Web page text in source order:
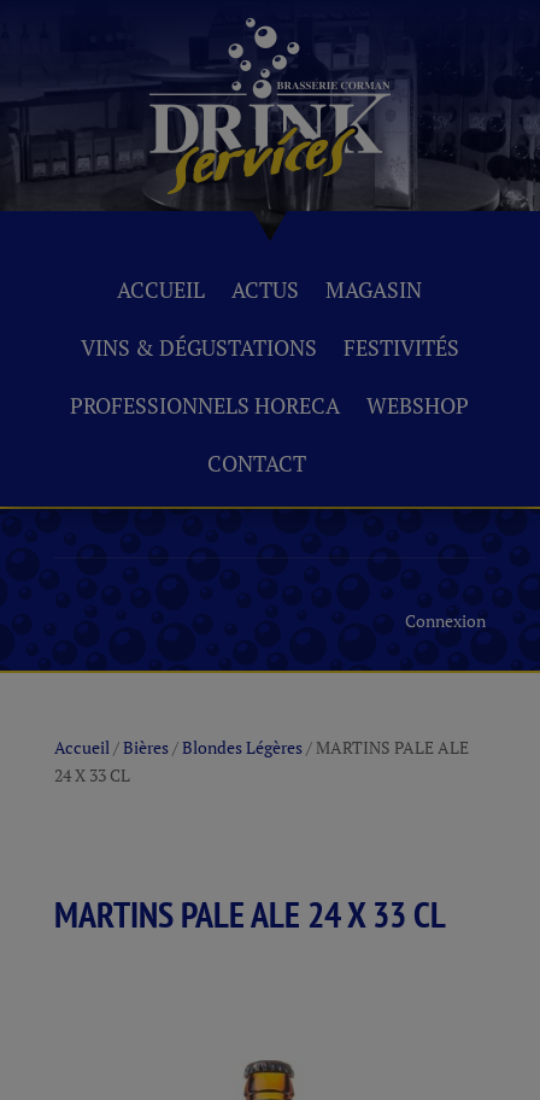
ACCUEIL ACTUS
MAGASIN
VINS & DÉGUSTATIONS
FESTIVITÉS
PROFESSIONNELS HORECA
WEBSHOP
CONTACT
Connexion
Accueil/Bières/Blondes Légères/ MARTINS PALE ALE
24 X 33 CL
MARTINS PALE ALE 24 X 33 CL